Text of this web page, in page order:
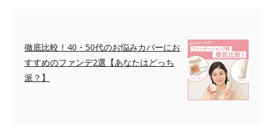
徹底比較！40・50代のお悩みカバーにお
すすめのファンデ2選【あなたはどっち
派？】